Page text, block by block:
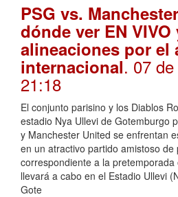
PSG vs.
dónde ver EN
alineaciones por el
internacional. 07
21:18
El conjunto parisino y los Diablos
estadio Nya Ullevi de Gotemburgo
y Manchester United se enfrentan
en un atractivo partido amistoso de
correspondiente a la
llevará a cabo en el Estadio Ullevi
Gote